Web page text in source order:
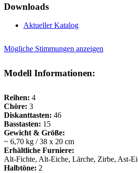
Downloads
Aktueller Katalog
Mögliche Stimmungen anzeigen
Modell Informationen:
Reihen: 4
Chöre: 3
Diskanttasten: 46
Basstasten: 15
Gewicht & Größe:
~ 6,70 kg / 38 x 20 cm
Erhältliche Furniere:
Alt-Fichte, Alt-Eiche, Lärche, Zirbe, Ast-
Halbtöne: 2